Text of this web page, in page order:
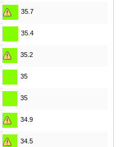
35.7
35.4
35.2
35
35
34.9
34.5